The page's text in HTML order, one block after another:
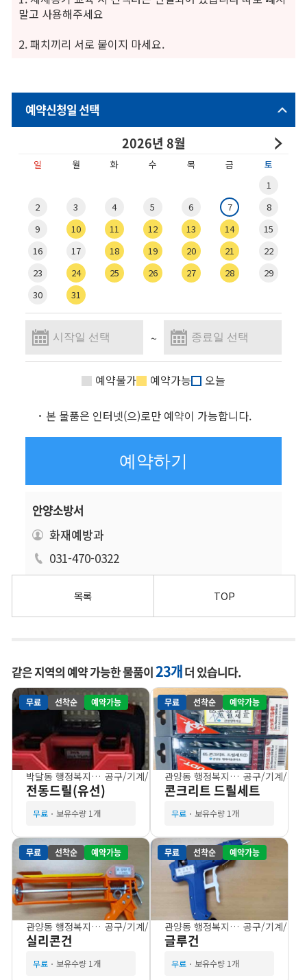
말고 사용해주세요
2. 패치끼리 서로 붙이지 마세요.
예약신청일 선택
2026년 8월
일 월 화 수 목 금
토
1
2
3 4 5 6 7
8
9
10 11 12 13 14
15
16
17 18 19 20 21
22
23
24 25 26 27 28
29
30
31
예약불가 예약가능 오늘
본 물품은 인터넷(으)로만 예약이 가능합니다.
예약하기
안양소방서
화재예방과
031-470-0322
목록 TOP
같은 지역의 예약 가능한 물품이23개더 있습니다.
무료 선착순 예약가능
박달동 행정복지센터 공구/기계/기기
전동드릴(유선)
무료 보유수량 1개
무료 선착순 예약가능
관양동 행정복지센터 공구/기계/기기
콘크리트 드릴세트
무료 보유수량 1개
무료 선착순 예약가능
관양동 행정복지센터 공구/기계/기기
실리콘건
무료 보유수량 1개
무료 선착순 예약가능
관양동 행정복지센터 공구/기계/기기
글루건
무료 보유수량 1개